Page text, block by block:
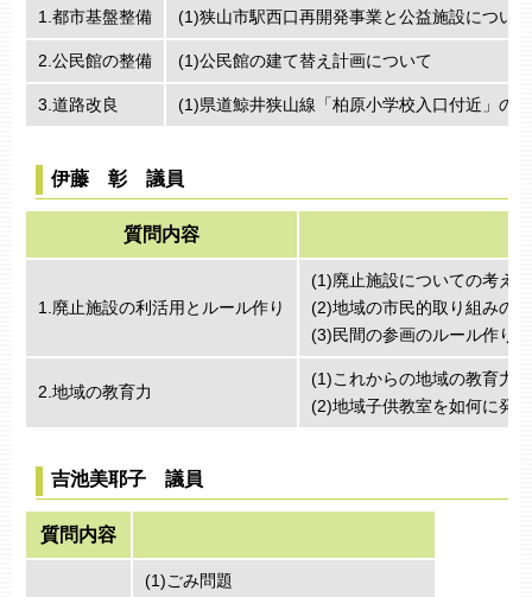
1.都市基盤整備 (1)狭山市駅西口再開発事業と公益施設について
2.公民館の整備 (1)公民館の建て替え計画について
3.道路改良 (1)県道鯨井狭山線「柏原小学校入口付近」の
伊藤 彰 議員
質問内容
1.廃止施設の利活用とルール作り
(1)廃止施設についての考え方
(2)地域の市民的取り組みの
(3)民間の参画のルール作り
2.地域の教育力
(1)これからの地域の教育力
(2)地域子供教室を如何に発
吉池美耶子 議員
質問内容
(1)ごみ問題